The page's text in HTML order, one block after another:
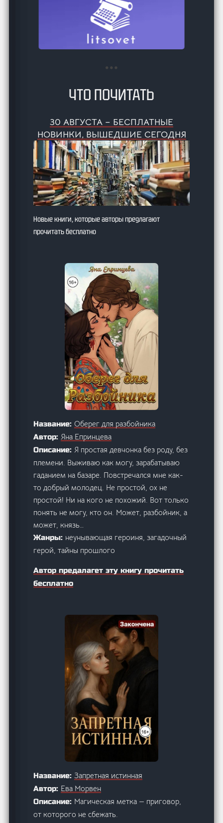
ЧТО ПОЧИТАТЬ
30 АВГУСТА – БЕСПЛАТНЫЕ
НОВИНКИ, ВЫШЕДШИЕ СЕГОДНЯ
Новые книги, которые авторы предлагают
прочитать бесплатно
Название:Оберег для разбойника
Автор:Яна Епринцева
Описание:Я простая девчонка без роду, без
племени. Выживаю как могу, зарабатываю
гаданием на базаре. Повстречался мне как-
то добрый молодец. Не простой, ох не
простой! Ни на кого не похожий. Вот только
понять не могу, кто он. Может, разбойник, а
может, князь…
Жанры:неунывающая героиня, загадочный
герой, тайны прошлого
Автор предалагет эту книгу прочитать
бесплатно
Название:Запретная истинная
Автор: Ева Морвен
Описание: Магическая метка — приговор,
от которого не сбежать.